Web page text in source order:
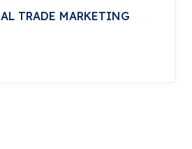
TRADE MARKETING